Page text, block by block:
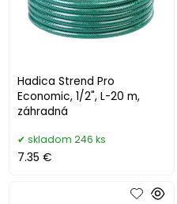
Hadica Strend Pro
Economic, 1/2", L-20 m,
záhradná
skladom 246 ks
7.35 €